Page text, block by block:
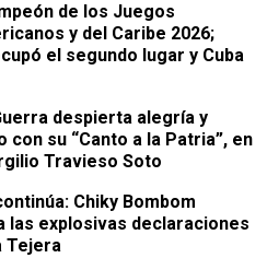
de los Juegos
y del Caribe 2026;
el segundo lugar y Cuba
despierta alegría y
con su “Canto a la Patria”, en
Travieso Soto
Chiky Bombom
las explosivas declaraciones
Tejera